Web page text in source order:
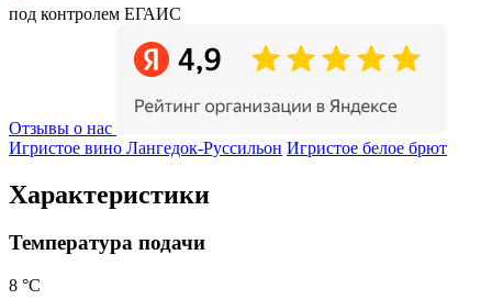
под контролем ЕГАИС
Отзывы о нас
Игристое вино Лангедок-Руссильон Игристое белое брют
Характеристики
Температура подачи
8 °С